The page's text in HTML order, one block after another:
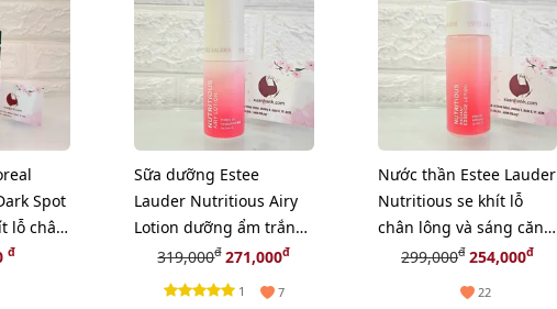
Spot
lỗ chân
đ
Sữa dưỡng Estee
Lauder Nutritious Airy
Lotion dưỡng ẩm trắng
sáng, căng mịn da,
30ml
319,000đ271,000đ
1 7
Nước thần Estee Lauder
Nutritious se khít lỗ
chân lông và sáng căng
mịn, 30ml
299,000đ 254,000đ
22